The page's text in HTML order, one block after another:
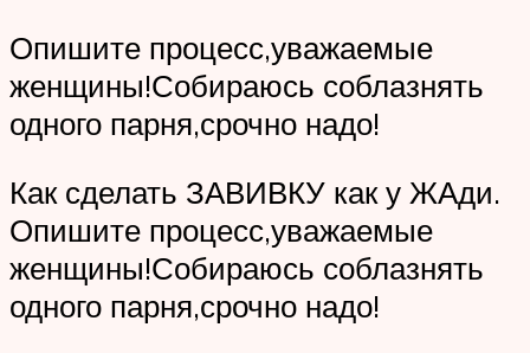
Опишите процесс,уважаемые
женщины!Собираюсь соблазнять
одного парня,срочно надо!
Как сделать ЗАВИВКУ как у ЖАди.
Опишите процесс,уважаемые
женщины!Собираюсь соблазнять
одного парня,срочно надо!